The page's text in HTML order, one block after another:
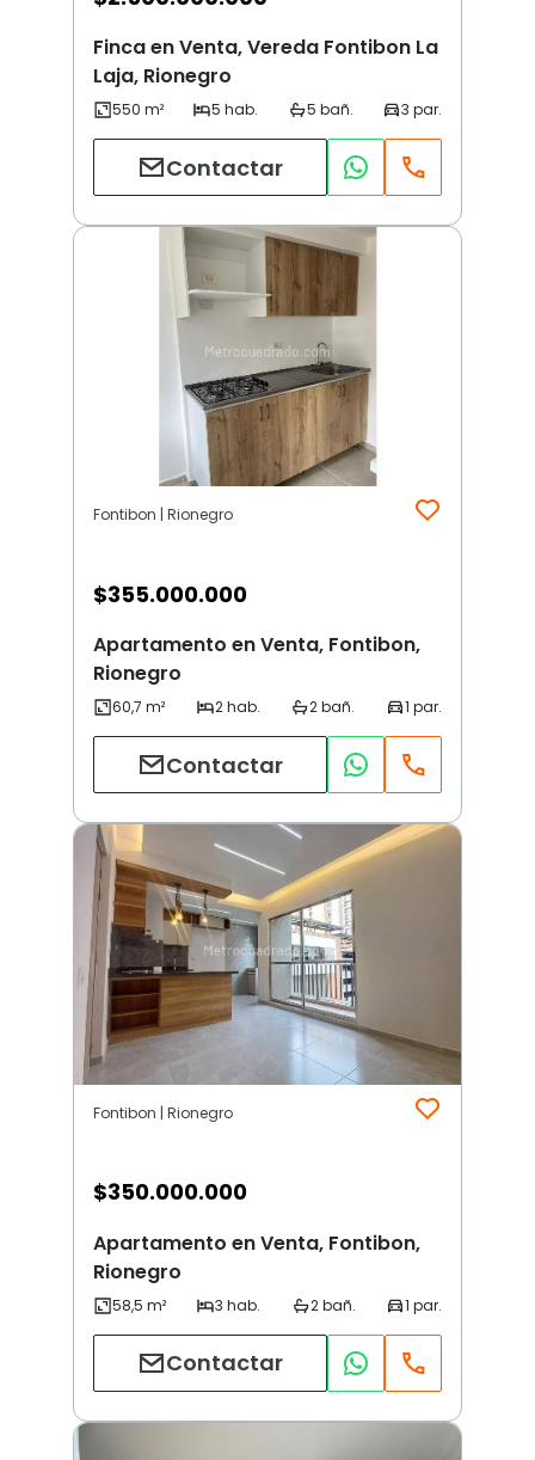
Finca en Venta, Vereda Fontibon La
Laja, Rionegro
Contactar
Fontibon | Rionegro
$355.000.000
Apartamento en Venta, Fontibon,
Rionegro
Contactar
Fontibon | Rionegro
$350.000.000
Apartamento en Venta, Fontibon,
Rionegro
Contactar